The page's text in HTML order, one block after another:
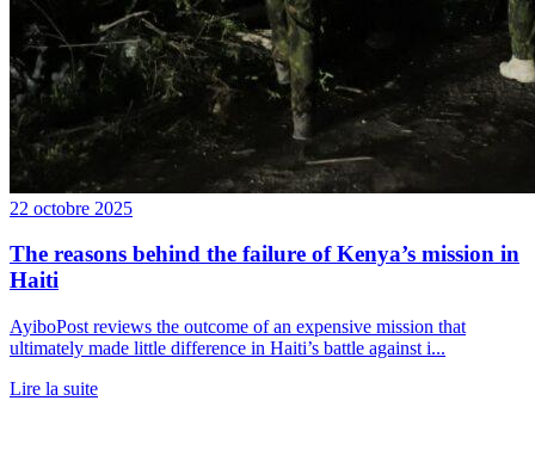
22 octobre 2025
The reasons behind the failure of Kenya’s mission in
Haiti
AyiboPost reviews the outcome of an expensive mission that
ultimately made little difference in Haiti’s battle against i...
Lire la suite